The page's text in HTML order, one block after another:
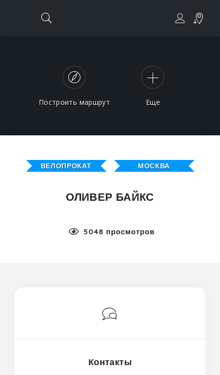
Построить маршрут Еще
ВЕЛОПРОКАТ МОСКВА
ОЛИВЕР БАЙКС
5048 просмотров
Контакты